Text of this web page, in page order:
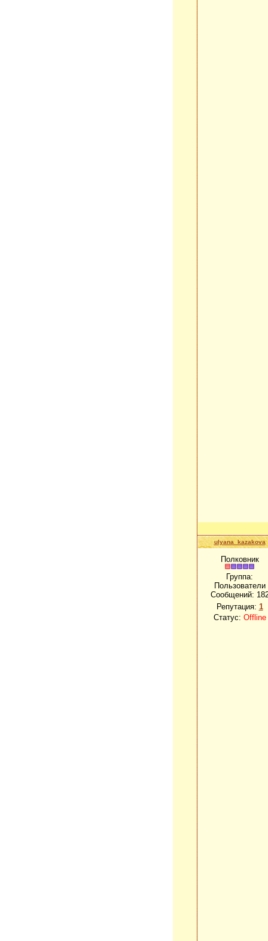
ulyana_kazakova
Полковник
Группа:
Пользователи
Сообщений:
Репутация: 1
Статус: Offline